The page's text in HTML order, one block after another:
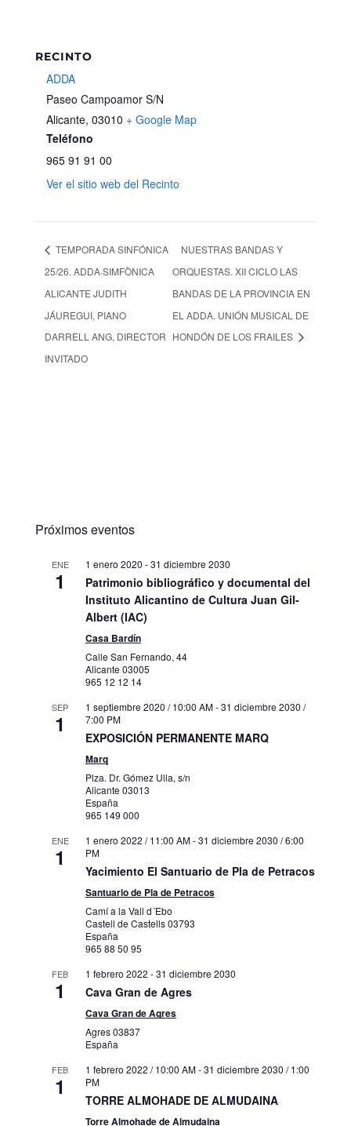
RECINTO
ADDA
Paseo Campoamor S/N
Alicante, 03010 + Google Map
Teléfono
965 91 91 00
Ver el sitio web del Recinto
TEMPORADA SINFÓNICA
25/26. ADDA·SIMFÒNICA
ALICANTE JUDITH
JÁUREGUI, PIANO
DARRELL ANG, DIRECTOR
INVITADO
NUESTRAS BANDAS Y
ORQUESTAS. XII CICLO LAS
BANDAS DE LA PROVINCIA EN
EL ADDA. UNIÓN MUSICAL DE
HONDÓN DE LOS FRAILES
Próximos eventos
ENE
1
1 enero 2020 -31 diciembre 2030
Patrimonio bibliográfico y documental del
Instituto Alicantino de Cultura Juan Gil-
Albert (IAC)
Casa Bardín
Calle San Fernando, 44
Alicante 03005
965 12 12 14
SEP
1
1 septiembre 2020 / 10:00 AM-31 diciembre 2030 /
7:00 PM
EXPOSICIÓN PERMANENTE MARQ
Marq
Plza. Dr. Gómez Ulla, s/n
Alicante 03013
España
965 149 000
ENE
1
1 enero 2022 / 11:00 AM-31 diciembre 2030 / 6:00
PM
Yacimiento El Santuario de Pla de Petracos
Santuario de Pla de Petracos
Camí a la Vall d´Ebo
Castell de Castells03793
España
965 88 50 95
FEB
1
1 febrero 2022 -31 diciembre 2030
Cava Gran de Agres
Cava Gran de Agres
Agres03837
España
FEB
1
1 febrero 2022 / 10:00 AM-31 diciembre 2030 / 1:00
PM
TORRE ALMOHADE DE ALMUDAINA
Torre Almohade de Almudaina